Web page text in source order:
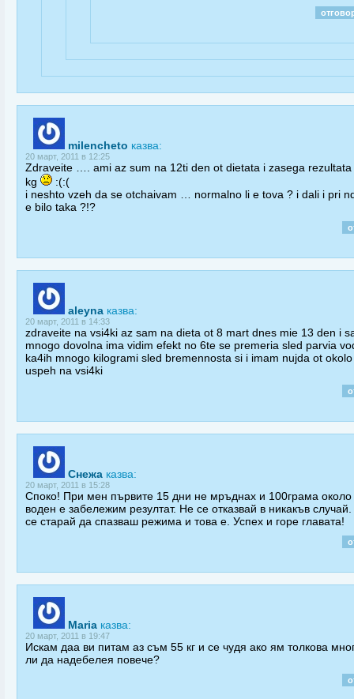
milencheto казва:
20 март, 2011 в 12:25
Zdraveite …. ami az sum na 12ti den ot dietata i zasega
kg
:(:(
i neshto vzeh da se otchaivam … normalno li e tova ? i dali i pri
e bilo taka ?!?
aleyna казва:
20 март, 2011 в 14:33
zdraveite na vsi4ki az sam na dieta ot 8 mart dnes mie 13 den i
mnogo dovolna ima vidim efekt no 6te se premeria sled parvia
ka4ih mnogo kilogrami sled bremennosta si i imam nujda ot
uspeh na vsi4ki
Снежа казва:
20 март, 2011 в 15:28
Споко! При мен първите 15 дни не мръднах и 100грама
воден е забележим резултат. Не се отказвай в никакъв
се старай да спазваш режима и това е. Успех и горе главата!
Maria казва:
20 март, 2011 в 19:47
Искам даа ви питам аз съм 55 кг и се чудя ако ям толкова
ли да надебелея повече?